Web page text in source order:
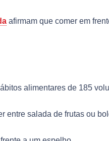
afirmam que comer em
alimentares de 185
entre salada de frutas ou